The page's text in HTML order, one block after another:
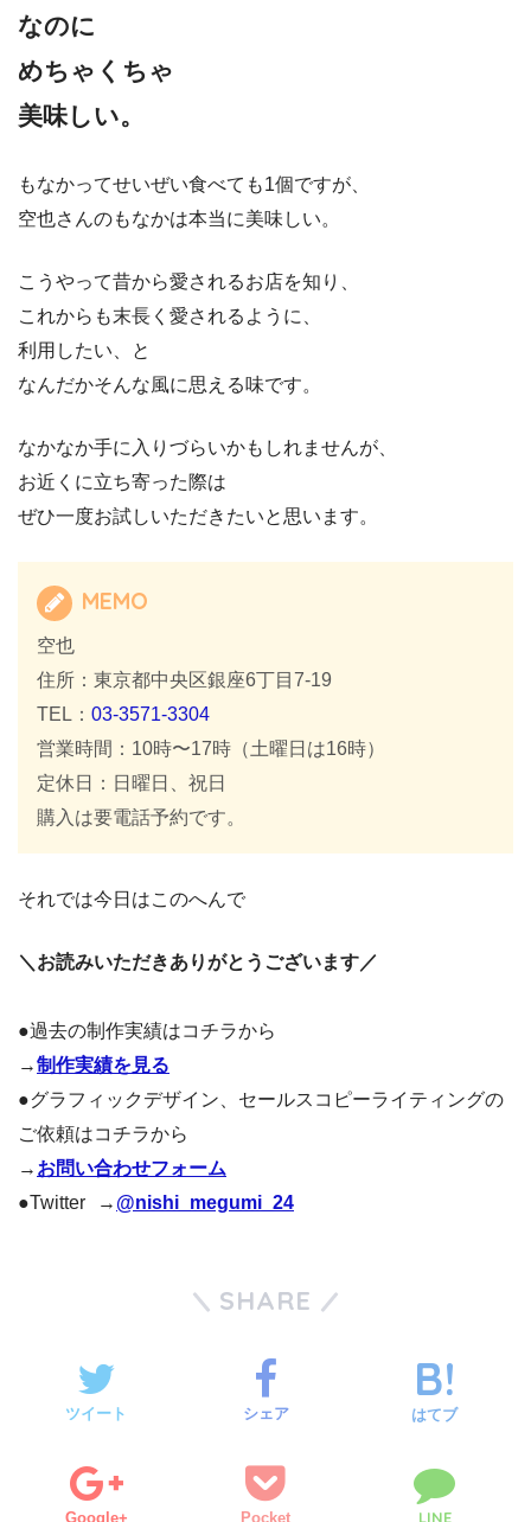
なのに
めちゃくちゃ
美味しい。
もなかってせいぜい食べても1個ですが、
空也さんのもなかは本当に美味しい。
こうやって昔から愛されるお店を知り、
これからも末長く愛されるように、
利用したい、と
なんだかそんな風に思える味です。
なかなか手に入りづらいかもしれませんが、
お近くに立ち寄った際は
ぜひ一度お試しいただきたいと思います。
MEMO
空也
住所：東京都中央区銀座6丁目7-19
TEL： 03-3571-3304
営業時間：10時〜17時（土曜日は16時）
定休日：日曜日、祝日
購入は要電話予約です。
それでは今日はこのへんで
＼お読みいただきありがとうございます／
●過去の制作実績はコチラから
→制作実績を見る
●グラフィックデザイン、セールスコピーライティングの
ご依頼はコチラから
→ お問い合わせフォーム
●Twitter → @nishi_megumi_24
SHARE
ツイート シェア はてブ
Google+ Pocket LINE